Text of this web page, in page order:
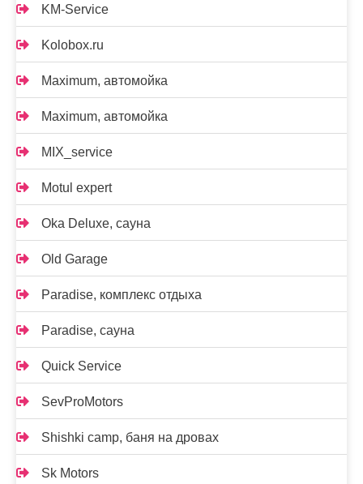
KM-Service
Kolobox.ru
Maximum, автомойка
Maximum, автомойка
MIX_service
Motul expert
Oka Deluxe, сауна
Old Garage
Paradise, комплекс отдыха
Paradise, сауна
Quick Service
SevProMotors
Shishki camp, баня на дровах
Sk Motors